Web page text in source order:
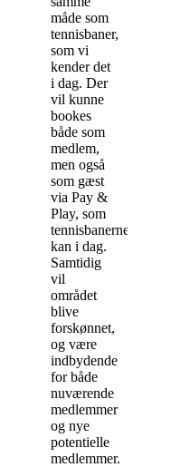
måde som
tennisbaner,
som vi
kender det
i dag. Der
vil kunne
bookes
både som
medlem,
men også
som gæst
via Pay &
Play, som
tennisbanerne
kan i dag.
Samtidig
vil
området
blive
forskønnet,
og være
indbydende
for både
nuværende
medlemmer
og nye
potentielle
medlemmer.